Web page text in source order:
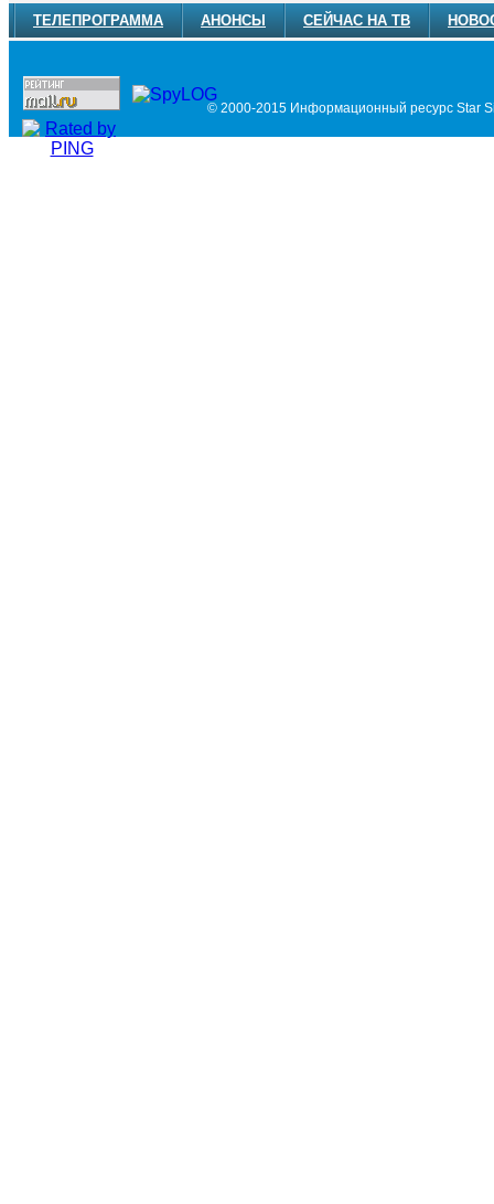
ТЕЛЕПРОГРАММА АНОНСЫ СЕЙЧАС НА ТВ
© 2000-2015 Информационный ресурс Star